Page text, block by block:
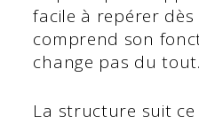
facile à repérer
comprend son
change pas du tout.
La structure suit